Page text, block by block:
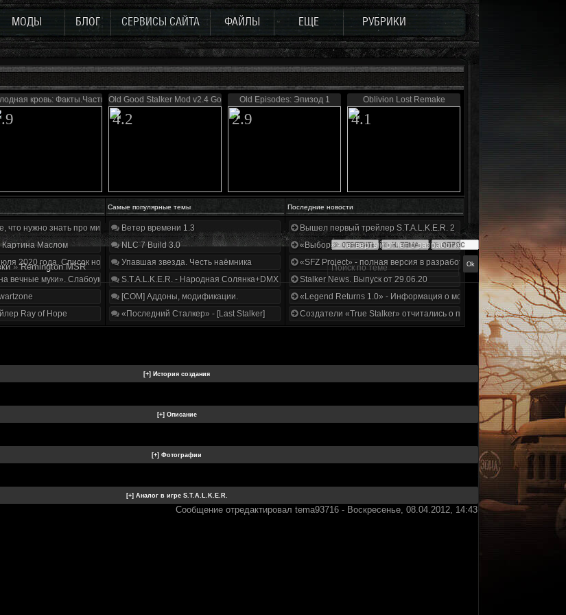
МОДЫ БЛОГ СЕРВИСЫ САЙТА ФАЙЛЫ ЕЩЕ РУБРИКИ
кровь: Факты.Часть перваяOld Good Stalker Mod v2.4 Gold
4.2
Old Episodes: Эпизод 1
2.9
Oblivion Lost Remake
4.1
Самые популярные темы Последние новости
что нужно знать про мир, геймплей и сюжет | Разбор трейлера
Картина Маслом
2020 года. Список нововведений
вечные муки». Слабоумие и отвага
Ray of Hope
Ветер времени 1.3
NLC 7 Build 3.0
Упавшая звезда. Честь наёмника
S.T.A.L.K.E.R. - Народная Солянка+DMX 1.3.5.ООП.МА.К.
[COM] Аддоны, модификации.
«Последний Сталкер» - [Last Stalker]
Вышел первый трейлер S.T.A.L.K.E.R. 2
«Выбор» - четвертый отчет о разработке!
«SFZ Project» - полная версия в разработке!
Stalker News. Выпуск от 29.06.20
«Legend Returns 1.0» - Информация о моде за июнь 2020
Создатели «True Stalker» отчитались о проделанной работе
» Remington MSR
Сообщение отредактировал tema93716 - Воскресенье, 08.04.2012, 14:43